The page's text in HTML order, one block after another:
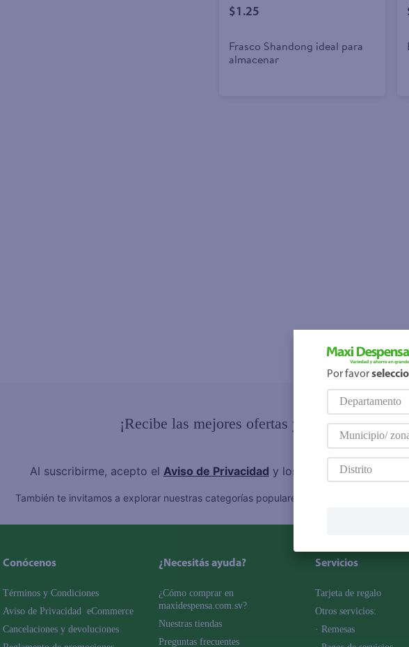
$1.25
Frasco Shandong ideal para
almacenar
¡Recibe las mejores ofertas y promociones!
Al suscribirme, acepto el Aviso de Privacidad y los Términos y
También te invitamos a explorar nuestras categorías populares:
Conócenos
Términos y Condiciones
Aviso de Privacidad  eCommerce
Cancelaciones y devoluciones
¿Necesitás ayuda?
¿Cómo comprar en
maxidespensa.com.sv?
Nuestras tiendas
Preguntas frecuentes
Servicios
Tarjeta de regalo
Otros servicios:
· Remesas
Por favor
Departamento
Municipio/
Distrito